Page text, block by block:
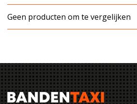
Geen producten om te vergelijken